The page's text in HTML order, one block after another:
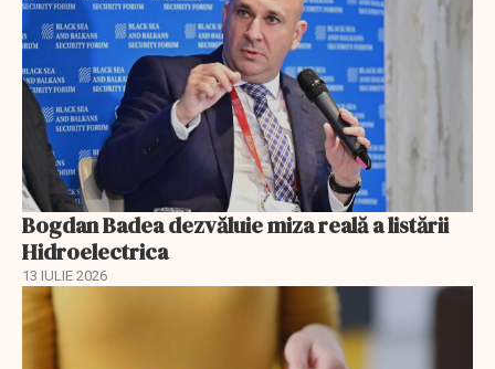
Bogdan Badea dezvăluie miza reală a listării
Hidroelectrica
13 IULIE 2026